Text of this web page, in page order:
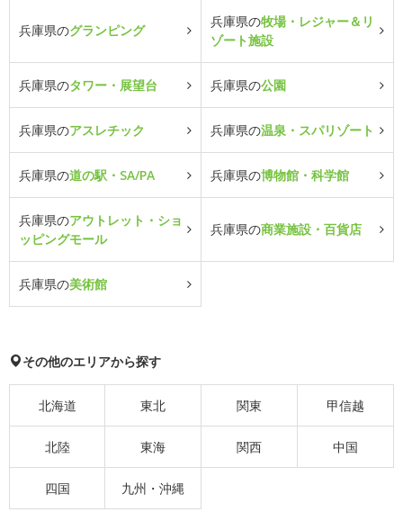
兵庫県のグランピング
兵庫県の牧場・レジャー＆リ
ゾート施設
兵庫県のタワー・展望台 兵庫県の公園
兵庫県のアスレチック 兵庫県の温泉・スパリゾート
兵庫県の道の駅・SA/PA 兵庫県の博物館・科学館
兵庫県のアウトレット・ショ
ッピングモール
兵庫県の商業施設・百貨店
兵庫県の美術館
その他のエリアから探す
北海道 東北 関東 甲信越
北陸 東海 関西 中国
四国 九州・沖縄